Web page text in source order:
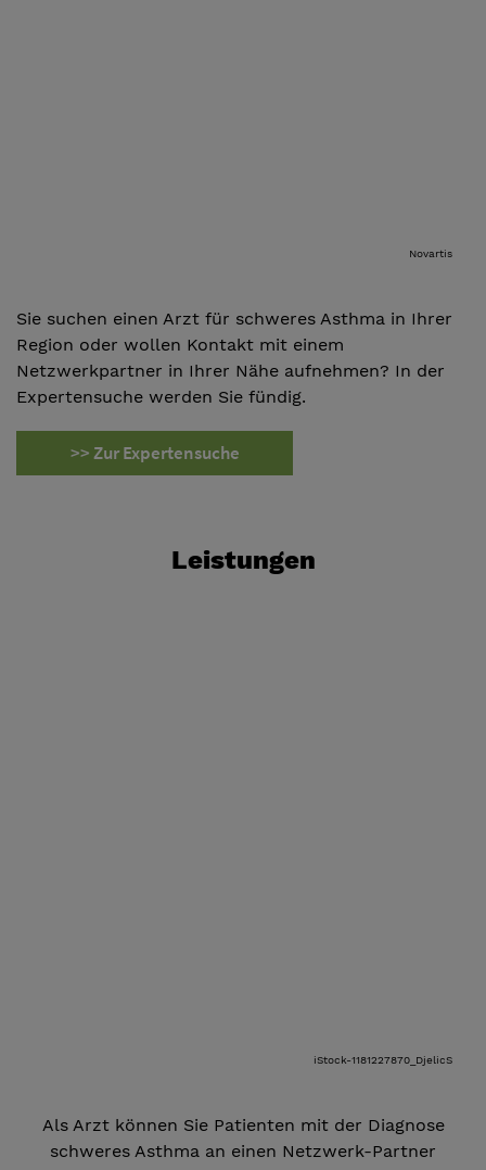
Novartis
Sie suchen einen Arzt für schweres Asthma in Ihrer
Region oder wollen Kontakt mit einem
Netzwerkpartner in Ihrer Nähe aufnehmen? In der
Expertensuche werden Sie fündig.
>> Zur Expertensuche
Leistungen
iStock-1181227870_DjelicS
Als Arzt können Sie Patienten mit der Diagnose
schweres Asthma an einen Netzwerk-Partner